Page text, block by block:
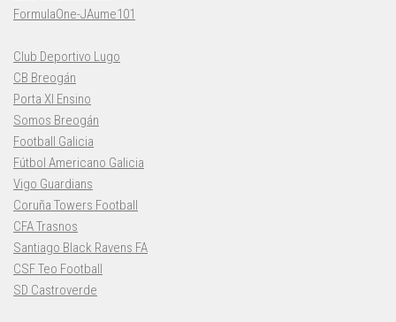
FormulaOne-JAume101
Club Deportivo Lugo
CB Breogán
Porta XI Ensino
Somos Breogán
Football Galicia
Fútbol Americano Galicia
Vigo Guardians
Coruña Towers Football
CFA Trasnos
Santiago Black Ravens FA
CSF Teo Football
SD Castroverde